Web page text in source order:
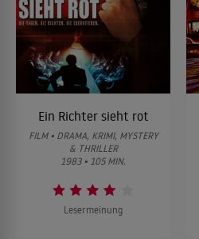
Ein Richter sieht rot
FILM • DRAMA, KRIMI, MYSTERY
& THRILLER
1983 • 105 MIN.
Lesermeinung